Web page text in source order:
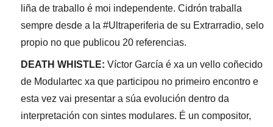
liña de traballo é moi independente. Cidrón traballa
sempre desde a la #Ultraperiferia de su Extrarradio, selo
propio no que publicou 20 referencias.
DEATH WHISTLE: Víctor García é xa un vello coñecido
de Modulartec xa que participou no primeiro encontro e
esta vez vai presentar a súa evolución dentro da
interpretación con sintes modulares. É un compositor,